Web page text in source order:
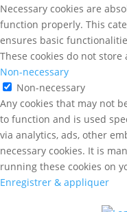
Necessary cookies are
function properly. This
ensures basic
These cookies do not
Non-necessary
Non-necessary
Any cookies that may not
to function and is used
via analytics, ads, other
necessary cookies. It is
running these cookies on
Enregistrer & appliquer